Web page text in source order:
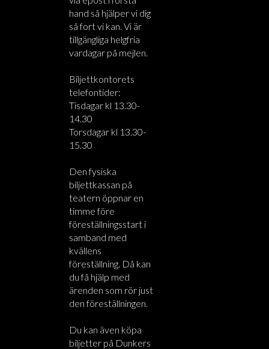
hand så hjälper vi dig
så fort vi kan. Vi är
tillgängliga helgfria
vardagar på mejlen.
Biljettkontorets
telefontider:
Tisdagar kl 13.30-
14.30
Torsdagar kl 13.30-
15.30
Den fysiska
biljettkassan på
teatern öppnar en
timme före
föreställningsstart i
samband med
kvällens
föreställning. Då kan
du få hjälp med
ärenden som rör just
den föreställningen.
Du kan även köpa
biljetter på Dunkers